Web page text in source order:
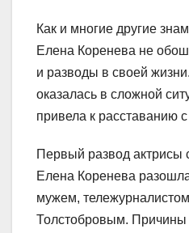
Как и многие другие
Елена Коренева не
и разводы в своей
оказалась в сложной
привела к расставанию
Первый развод актрисы
Елена Коренева
мужем,
Толстобровым. Причины